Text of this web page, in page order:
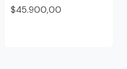
$45.900,00